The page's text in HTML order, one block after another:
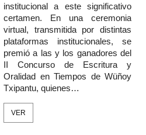
institucional a este significativo
certamen. En una ceremonia
virtual, transmitida por distintas
plataformas institucionales, se
premió a las y los ganadores del
II Concurso de Escritura y
Oralidad en Tiempos de Wüñoy
Txipantu, quienes…
VER